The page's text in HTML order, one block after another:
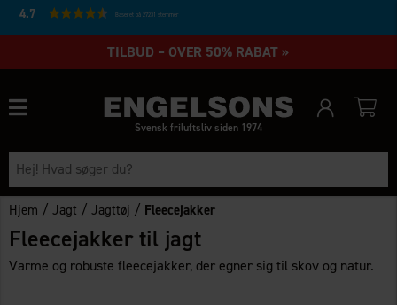
4.7 Baseret på 27231 stemmer
TILBUD – OVER 50% RABAT »
Svensk friluftsliv siden 1974
Hjem /Jagt /Jagttøj / Fleecejakker
Fleecejakker til jagt
Varme og robuste fleecejakker, der egner sig til skov og natur.